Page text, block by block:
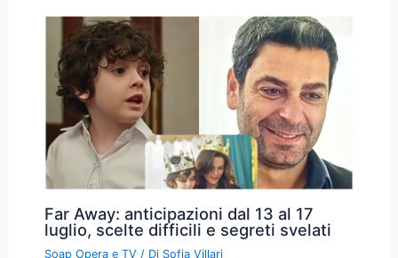
Far Away: anticipazioni dal 13 al 17
luglio, scelte difficili e segreti svelati
Soap Opera e TV / Di Sofia Villari